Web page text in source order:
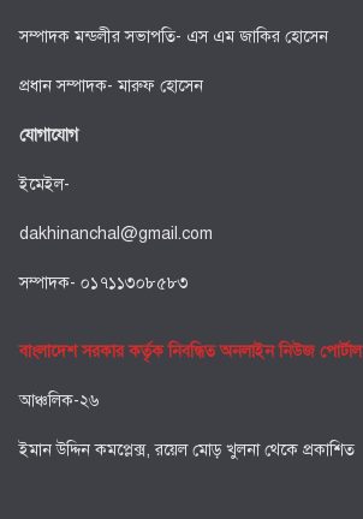
সম্পাদক মন্ডলীর সভাপতি- এস এম জাকির হোসেন
প্রধান সম্পাদক- মারুফ হোসেন
যোগাযোগ
ইমেইল-
dakhinanchal@gmail.com
সম্পাদক- ০১৭১১৩০৮৫৮৩
বাংলাদেশ সরকার কর্তৃক নিবন্ধিত অনলাইন নিউজ পোর্টাল
আঞ্চলিক-২৬
ইমান উদ্দিন কমপ্লেক্স, রয়েল মোড় খুলনা থেকে প্রকাশিত